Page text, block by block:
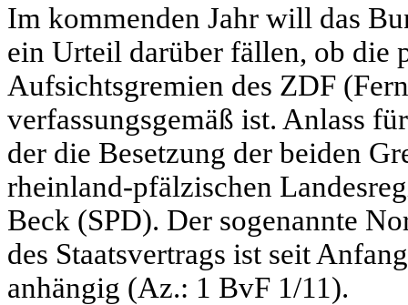
Im kommenden Jahr will das
ein Urteil darüber fällen, ob die
Aufsichtsgremien des ZDF
verfassungsgemäß ist. Anlass
der die Besetzung der beiden
rheinland-pfälzischen
Beck (SPD). Der sogenannte
des Staatsvertrags ist seit
anhängig (Az.: 1 BvF 1/11).